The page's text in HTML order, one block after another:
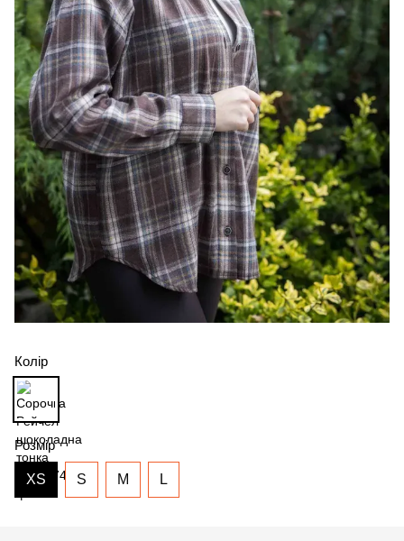
Колір
Розмір
XS S M L